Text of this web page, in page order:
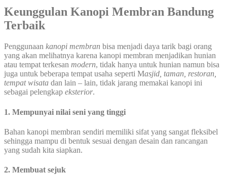
Keunggulan Kanopi Membran Bandung
Terbaik
Penggunaan kanopi membran bisa menjadi daya tarik bagi orang
yang akan melihatnya karena kanopi membran menjadikan hunian
atau tempat terkesan modern, tidak hanya untuk hunian namun bisa
juga untuk beberapa tempat usaha seperti Masjid, taman, restoran,
tempat wisata dan lain – lain, tidak jarang memakai kanopi ini
sebagai pelengkap eksterior.
1. Mempunyai nilai seni yang tinggi
Bahan kanopi membran sendiri memiliki sifat yang sangat fleksibel
sehingga mampu di bentuk sesuai dengan desain dan rancangan
yang sudah kita siapkan.
2. Membuat sejuk